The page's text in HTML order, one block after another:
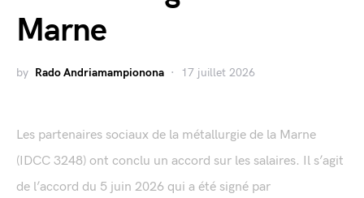
Marne
by Rado Andriamampionona 17 juillet 2026
Les partenaires sociaux de la métallurgie de la Marne
(IDCC 3248) ont conclu un accord sur les salaires. Il s’agit
de l’accord du 5 juin 2026 qui a été signé par